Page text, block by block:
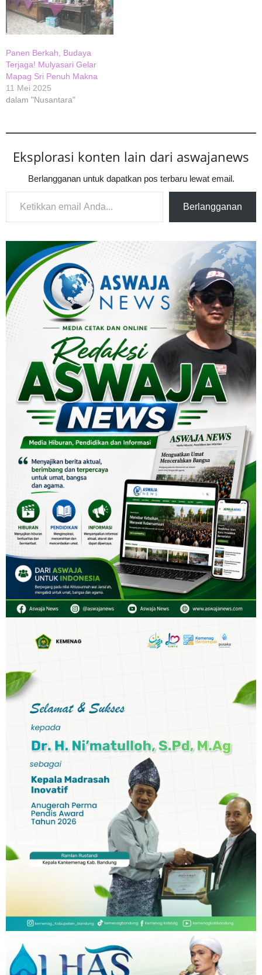
Panen Berkah, Budaya
Terjaga! Mulyasari Gelar
Mapag Sri Penuh Makna
11 Mei 2025
dalam "Nusantara"
Eksplorasi konten lain dari aswajanews
Berlangganan untuk dapatkan pos terbaru lewat email.
Ketikkan email Anda...
Berlangganan